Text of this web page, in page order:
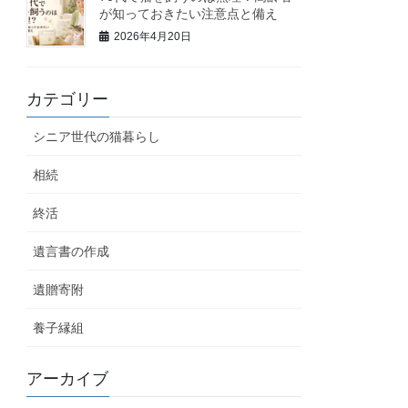
が知っておきたい注意点と備え
2026年4月20日
カテゴリー
シニア世代の猫暮らし
相続
終活
遺言書の作成
遺贈寄附
養子縁組
アーカイブ